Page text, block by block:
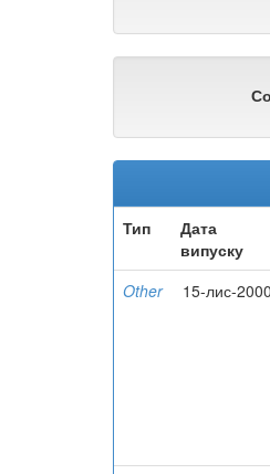
Тип
Дата
випуску
Other 15-лис-2000